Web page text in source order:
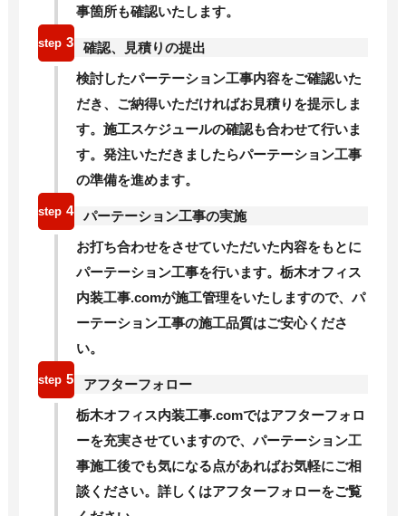
事箇所も確認いたします。
3
確認、見積りの提出
検討したパーテーション工事内容をご確認いた
だき、ご納得いただければお見積りを提示しま
す。施工スケジュールの確認も合わせて行いま
す。発注いただきましたらパーテーション工事
の準備を進めます。
4
パーテーション工事の実施
お打ち合わせをさせていただいた内容をもとに
パーテーション工事を行います。栃木オフィス
内装工事.comが施工管理をいたしますので、パ
ーテーション工事の施工品質はご安心くださ
い。
5
アフターフォロー
栃木オフィス内装工事.comではアフターフォロ
ーを充実させていますので、パーテーション工
事施工後でも気になる点があればお気軽にご相
談ください。詳しくはアフターフォローをご覧